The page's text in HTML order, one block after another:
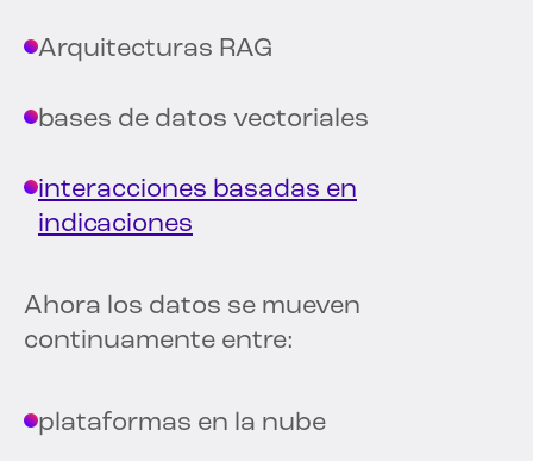
Arquitecturas RAG
bases de datos vectoriales
interacciones basadas en
indicaciones
Ahora los datos se mueven
continuamente entre:
plataformas en la nube